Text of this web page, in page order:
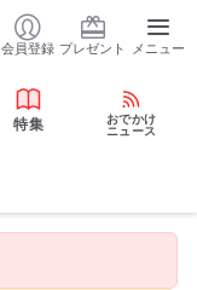
会員登録 プレゼント メニュー
特集
おでかけ
ニュース